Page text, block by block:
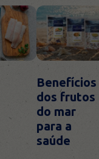
Benefícios
dos frutos
do mar
para a
saúde